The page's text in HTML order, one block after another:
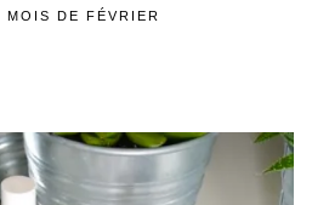
MOIS DE FÉVRIER